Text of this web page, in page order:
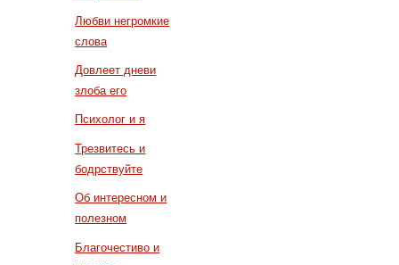
Любви негромкие
слова
Довлеет дневи
злоба его
Психолог и я
Трезвитесь и
бодрствуйте
Об интересном и
полезном
Благочестиво и